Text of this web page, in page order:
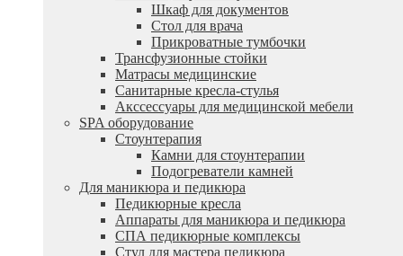
Шкаф для документов
Стол для врача
Прикроватные тумбочки
Трансфузионные стойки
Матрасы медицинские
Санитарные кресла-стулья
Акссессуары для медицинской мебели
SPA оборудование
Стоунтерапия
Камни для стоунтерапии
Подогреватели камней
Для маникюра и педикюра
Педикюрные кресла
Аппараты для маникюра и педикюра
СПА педикюрные комплексы
Стул для мастера педикюра